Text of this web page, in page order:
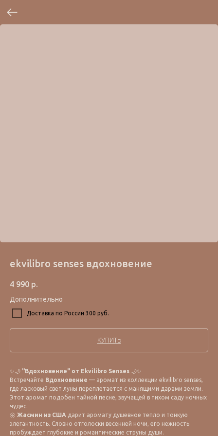
ekvilibro senses вдохновение
4 990 р.
Дополнительно
Доставка по России 300 руб.
КУПИТЬ
✨🌙 "Вдохновение" от Ekvilibro Senses 🌙✨
Встречайте Вдохновение — аромат из коллекции ekvilibro senses,
где ласковый свет луны переплетается с манящими дарами земли.
Этот аромат подобен тайной песне, звучащей в тихом саду ночных
чудес.
🌼 Жасмин из США дарит аромату душевное тепло и тонкую
элегантность. Словно отголоски весенней ночи, его нежность
пробуждает глубокие и романтические струны души.